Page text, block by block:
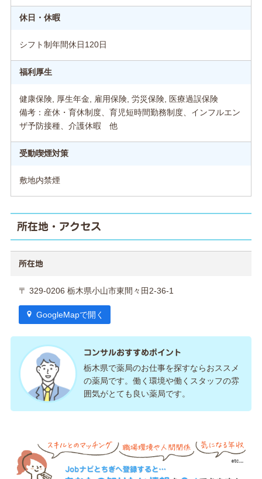
休日・休暇
シフト制年間休日120日
福利厚生
健康保険, 厚生年金, 雇用保険, 労災保険, 医療過誤保険
備考：産休・育休制度、育児短時間勤務制度、インフルエン
ザ予防接種、介護休暇 他
受動喫煙対策
敷地内禁煙
所在地・アクセス
所在地
〒 329-0206 栃木県小山市東間々田2-36-1
GoogleMapで開く
コンサルおすすめポイント
栃木県で薬局のお仕事を探すならおススメ
の薬局です。働く環境や働くスタッフの雰
囲気がとても良い薬局です。